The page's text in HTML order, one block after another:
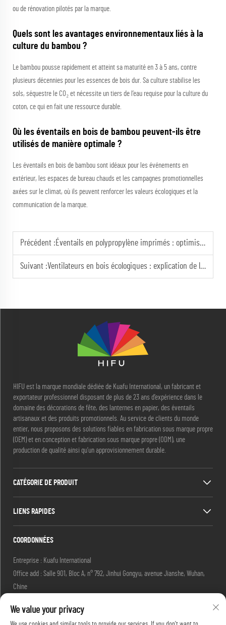
ou de rénovation pilotés par la marque.
Quels sont les avantages environnementaux liés à la
culture du bambou ?
Le bambou pousse rapidement et atteint sa maturité en 3 à 5 ans, contre
plusieurs décennies pour les essences de bois dur. Sa culture stabilise les
sols, séquestre le CO₂ et nécessite un tiers de l’eau requise pour la culture du
coton, ce qui en fait une ressource durable.
Où les éventails en bois de bambou peuvent-ils être
utilisés de manière optimale ?
Les éventails en bois de bambou sont idéaux pour les événements en
extérieur, les espaces de bureau chauds et les campagnes promotionnelles
axées sur le climat, où ils peuvent renforcer les valeurs écologiques et la
communication de la marque.
Précédent :Éventails en polypropylène imprimés : optimiser l'impact des campagnes publicitaires
Suivant :Ventilateurs en bois écologiques : explication de leur valeur commerciale
HIFU est la marque mondiale dédiée de Kuafu International, un fabricant et
exportateur professionnel disposant de plus de 23 ans d’expérience dans le
domaine des décorations de fête, des lanternes en papier, des éventails
artisanaux et des produits promotionnels. Au service de clients du monde
entier, nous proposons des solutions fiables en fabrication sous marque propre
(OEM) et en conception et fabrication sous marque propre (ODM), une
production de qualité ainsi qu’un approvisionnement durable.
CATÉGORIE DE PRODUIT
LIENS RAPIDES
COORDONNÉES
Entreprise : Kuafu International
Office add : Salle 901, Bloc A, n° 792, Jinhui Gongyu, avenue Jianshe, Wuhan,
Chine
[email protected]
Tél. :
+86-27-85629392
We value your privacy